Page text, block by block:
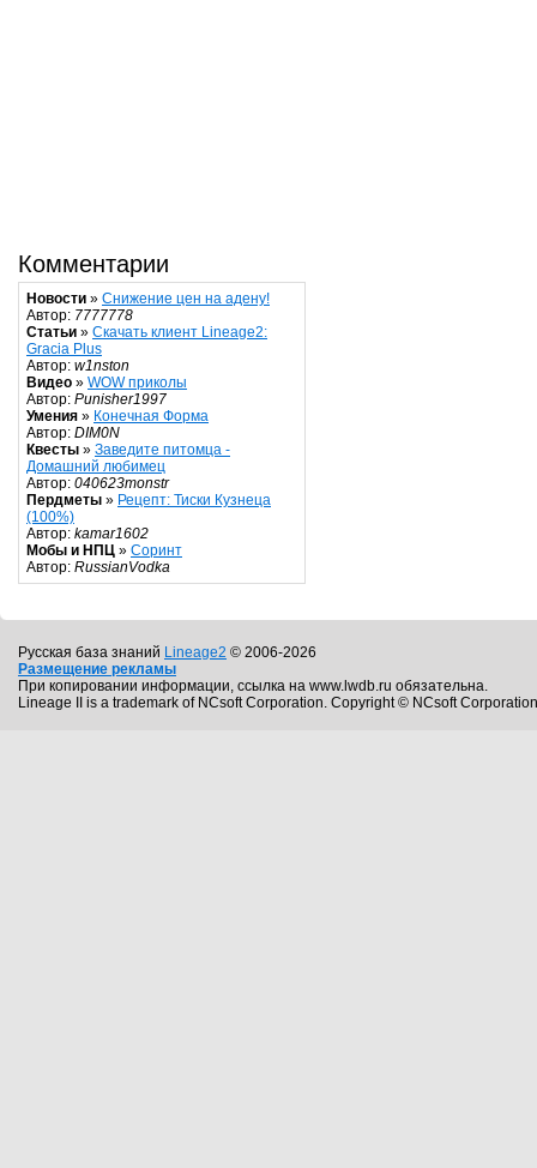
Комментарии
Новости » Снижение цен на адену!
Автор: 7777778
Статьи » Скачать клиент Lineage2:
Gracia Plus
Автор: w1nston
Видео » WOW приколы
Автор: Punisher1997
Умения » Конечная Форма
Автор: DIM0N
Квесты » Заведите питомца -
Домашний любимец
Автор: 040623monstr
Пердметы » Рецепт: Тиски Кузнеца
(100%)
Автор: kamar1602
Мобы и НПЦ » Соринт
Автор: RussianVodka
Русская база знаний Lineage2 © 2006-2026
Размещение рекламы
При копировании информации, ссылка на www.lwdb.ru обязательна.
Lineage II is a trademark of NCsoft Corporation. Copyright © NCsoft